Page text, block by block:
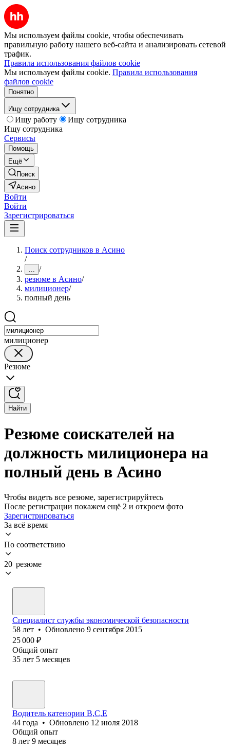
Мы используем файлы cookie, чтобы обеспечивать
правильную работу нашего веб-сайта и анализировать сетевой
трафик.
Правила использования файлов cookie
Мы используем файлы cookie. Правила использования
файлов cookie
Понятно
Ищу сотрудника
Ищу работу
Ищу сотрудника
Ищу сотрудника
Сервисы
Помощь
Ещё
Поиск
Асино
Войти
Войти
Зарегистрироваться
Поиск сотрудников в Асино
/
... /
резюме в Асино/
милиционер/
полный день
милиционер
Резюме
Найти
Резюме соискателей на
должность милиционера на
полный день в Асино
Чтобы видеть все резюме, зарегистрируйтесь
После регистрации покажем ещё 2 и откроем фото
Зарегистрироваться
За всё время
По соответствию
20 резюме
Специалист службы экономической безопасности
58 лет • Обновлено 9 сентября 2015
25 000 ₽
Общий опыт
35 лет 5 месяцев
Водитель катенории B,C,E
44 года • Обновлено 12 июля 2018
Общий опыт
8 лет 9 месяцев